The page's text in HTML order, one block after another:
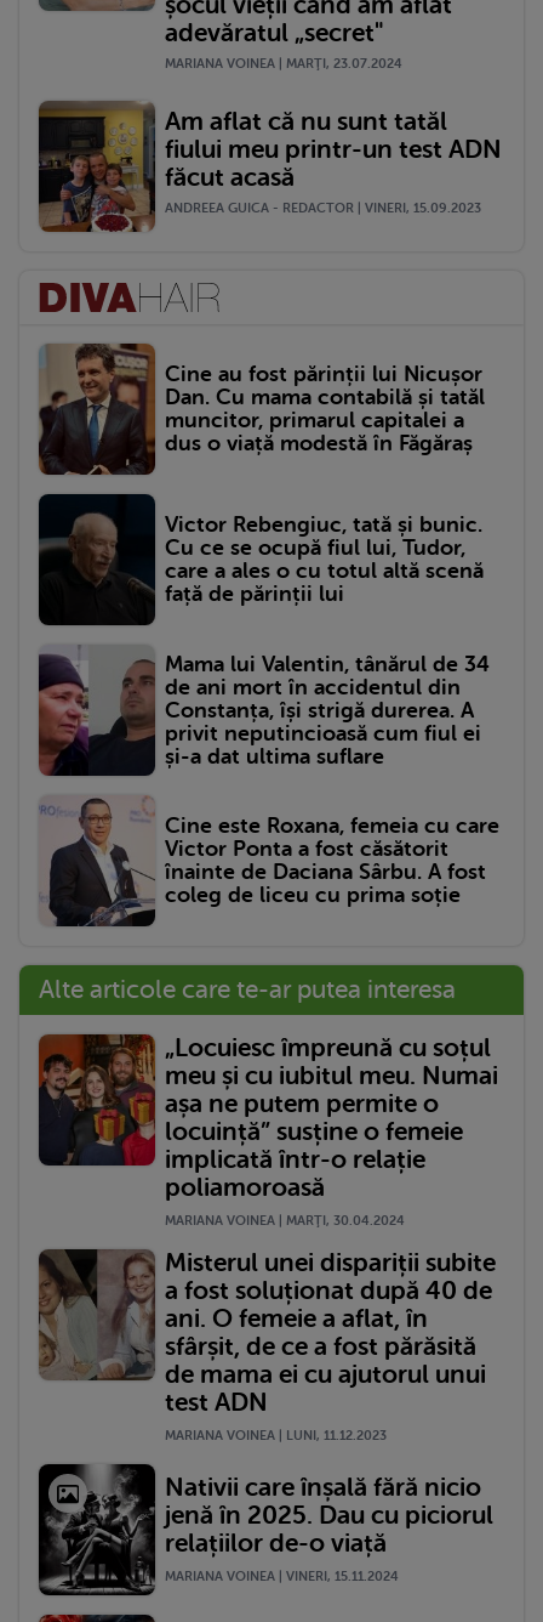
adevăratul „secret"
MARIANA VOINEA | MARŢI, 23.07.2024
Am aflat că nu sunt tatăl
fiului meu printr-un test ADN
făcut acasă
ANDREEA GUICA - REDACTOR | VINERI, 15.09.2023
Cine au fost părinții lui Nicușor
Dan. Cu mama contabilă și tatăl
muncitor, primarul capitalei a
dus o viață modestă în Făgăraș
Victor Rebengiuc, tată și bunic.
Cu ce se ocupă fiul lui, Tudor,
care a ales o cu totul altă scenă
față de părinții lui
Mama lui Valentin, tânărul de 34
de ani mort în accidentul din
Constanța, își strigă durerea. A
privit neputincioasă cum fiul ei
și-a dat ultima suflare
Cine este Roxana, femeia cu care
Victor Ponta a fost căsătorit
înainte de Daciana Sârbu. A fost
coleg de liceu cu prima soție
Alte articole care te-ar putea interesa
„Locuiesc împreună cu soțul
meu și cu iubitul meu. Numai
așa ne putem permite o
locuință” susține o femeie
implicată într-o relație
poliamoroasă
MARIANA VOINEA | MARŢI, 30.04.2024
Misterul unei dispariții subite
a fost soluționat după 40 de
ani. O femeie a aflat, în
sfârșit, de ce a fost părăsită
de mama ei cu ajutorul unui
test ADN
MARIANA VOINEA | LUNI, 11.12.2023
Nativii care înșală fără nicio
jenă în 2025. Dau cu piciorul
relațiilor de-o viață
MARIANA VOINEA | VINERI, 15.11.2024